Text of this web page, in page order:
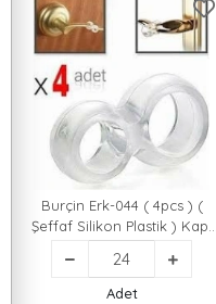
Burçin Erk-044 ( 4pcs ) (
Şeffaf Silikon Plastik ) Kapı
Pencere Stoperi*24x1
Adet